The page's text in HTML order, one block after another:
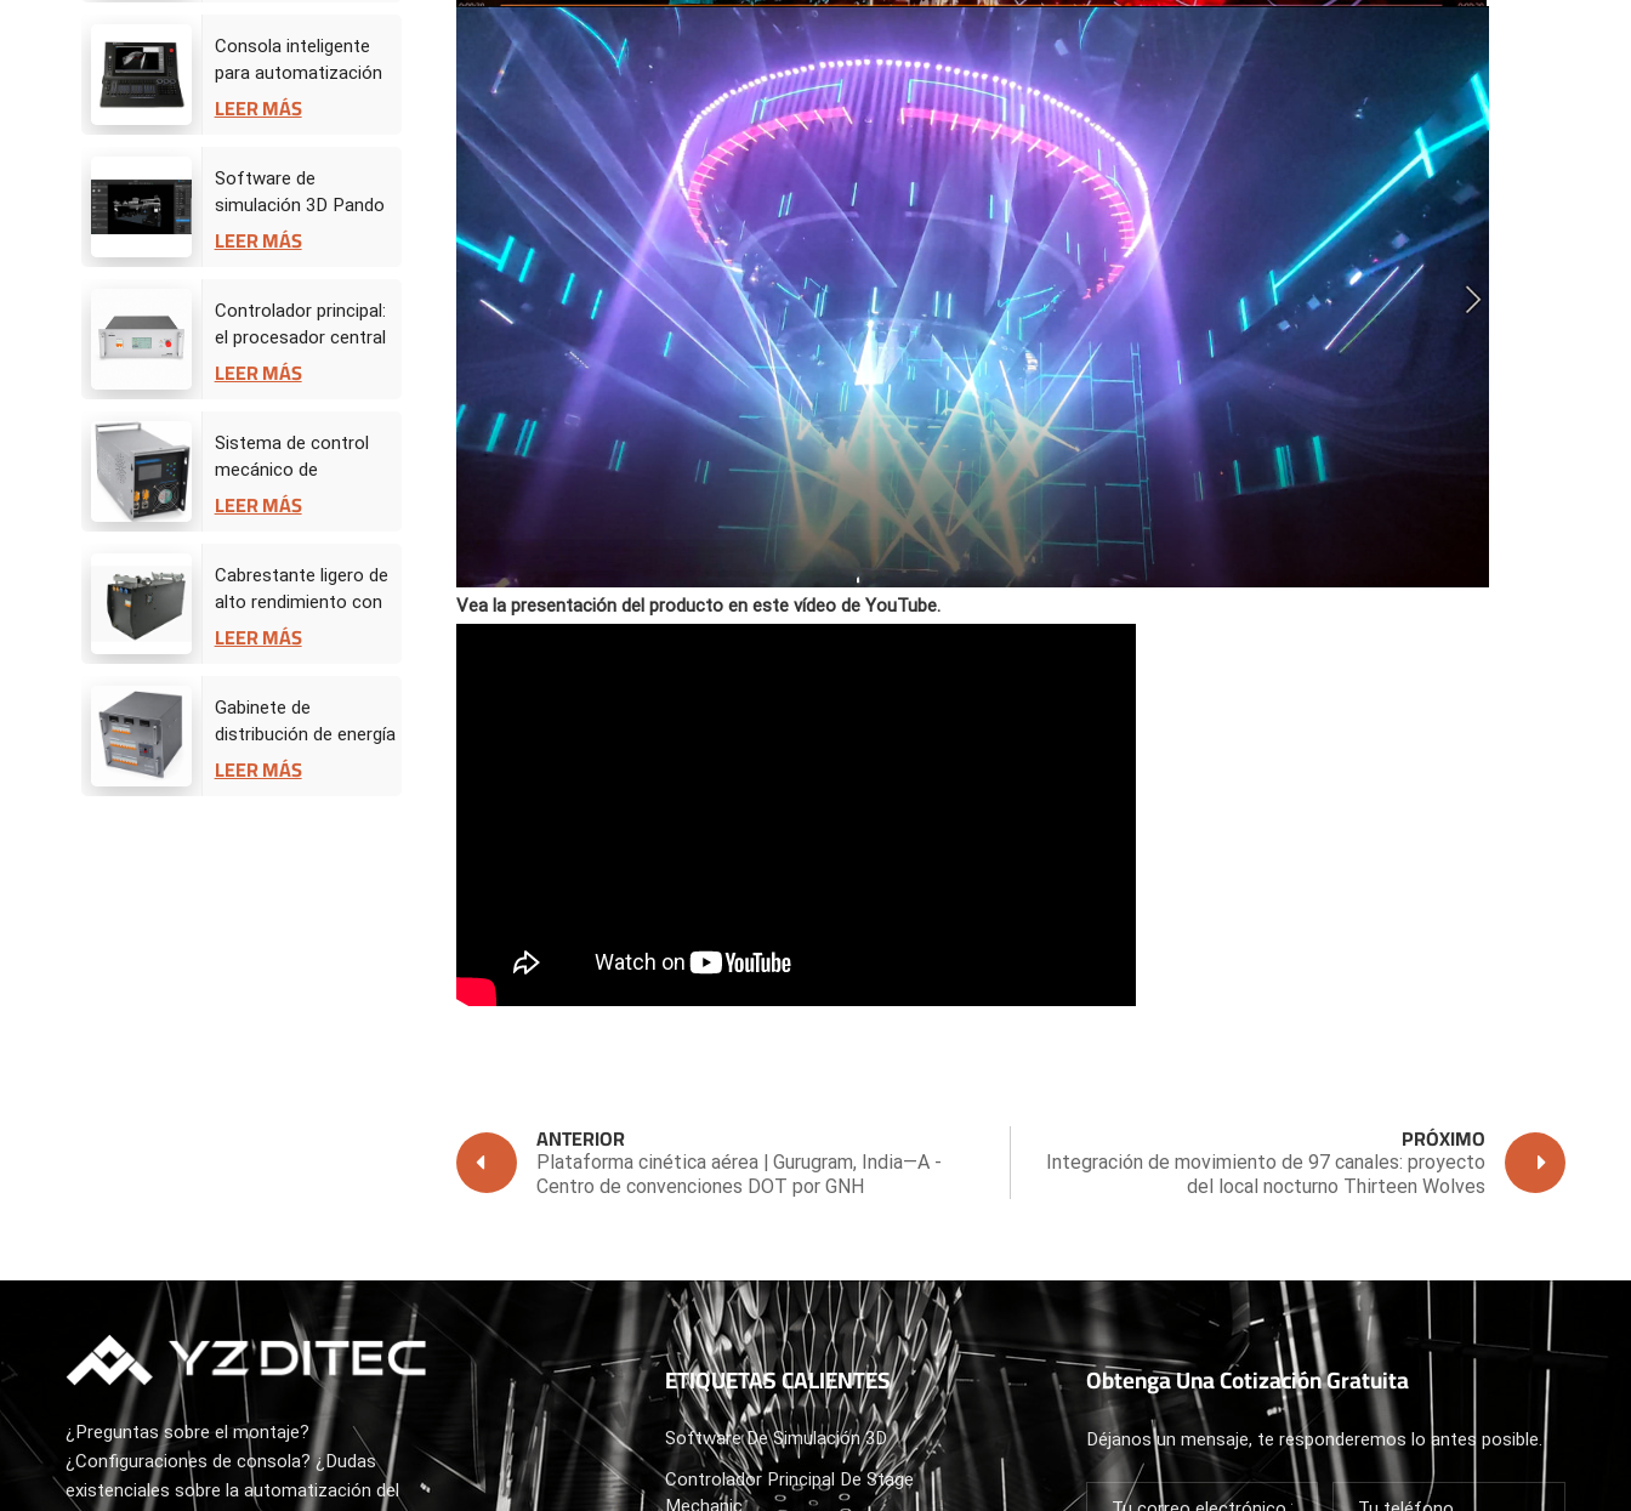
Consola inteligente
para automatización
de escenarios
LEER MÁS
Software de
simulación 3D Pando
- Centro de mando de
LEER MÁS
Controlador principal:
el procesador central
de la automatización
LEER MÁS
Sistema de control
mecánico de
escenario -
LEER MÁS
Cabrestante ligero de
alto rendimiento con
servomotor de 50 kg
LEER MÁS
Gabinete de
distribución de energía
BW
LEER MÁS
Vea la presentación del producto en este vídeo de YouTube.
ANTERIOR
Plataforma cinética aérea | Gurugram, India—A -
Centro de convenciones DOT por GNH
PRÓXIMO
Integración de movimiento de 97 canales: proyecto
del local nocturno Thirteen Wolves
¿Preguntas sobre el montaje?
¿Configuraciones de consola? ¿Dudas
existenciales sobre la automatización del
ETIQUETAS CALIENTES
Software De Simulación 3D
Controlador Principal De Stage
Mechanic
Obtenga Una Cotización Gratuita
Déjanos un mensaje, te responderemos lo antes posible.